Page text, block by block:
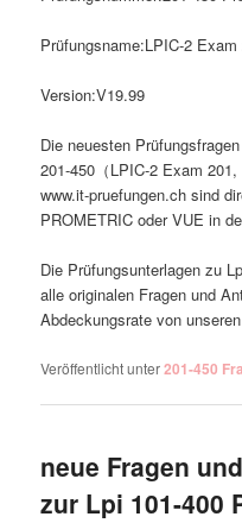
Prüfungsname:LPIC-2
Version:V19.99
Die neuesten
201-450（LPIC-2 Exam
www.it-pruefungen.ch sind
PROMETRIC oder VUE in
Die Prüfungsunterlagen zu
alle originalen Fragen und
Abdeckungsrate von
Veröffentlicht unter201-450
neue Fragen
zur Lpi 101-400